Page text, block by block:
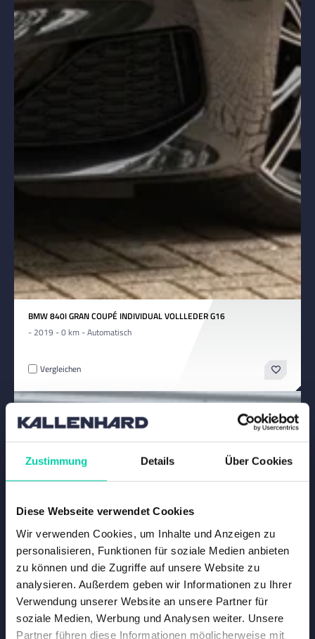
Zustimmung Details Über Cookies
Diese Webseite verwendet Cookies
Wir verwenden Cookies, um Inhalte und Anzeigen zu
personalisieren, Funktionen für soziale Medien anbieten
zu können und die Zugriffe auf unsere Website zu
analysieren. Außerdem geben wir Informationen zu Ihrer
Verwendung unserer Website an unsere Partner für
soziale Medien, Werbung und Analysen weiter. Unsere
Partner führen diese Informationen möglicherweise mit
BMW 840I GRAN COUPÉ INDIVIDUAL VOLLLEDER G16
- 2019 - 0 km - Automatisch
Vergleichen